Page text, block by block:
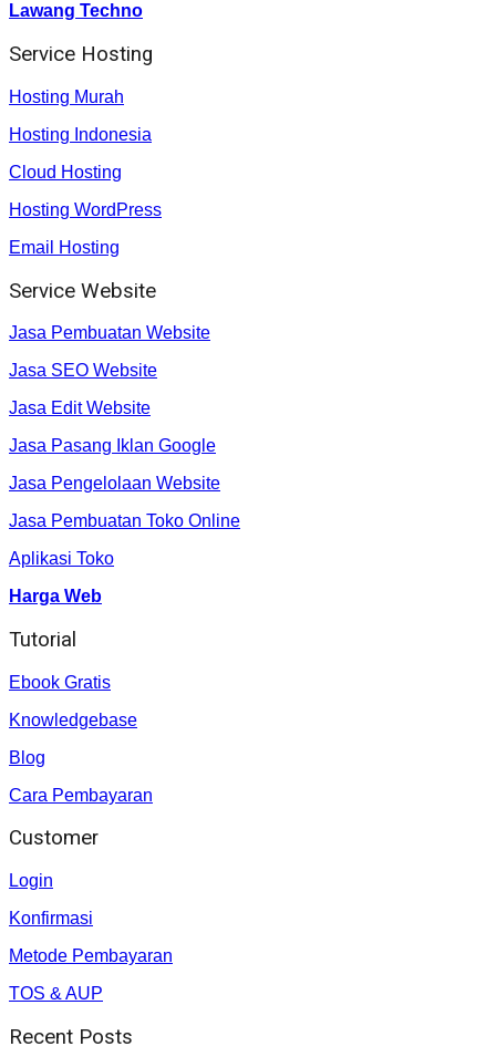
Lawang Techno
Service Hosting
Hosting Murah
Hosting Indonesia
Cloud Hosting
Hosting WordPress
Email Hosting
Service Website
Jasa Pembuatan Website
Jasa SEO Website
Jasa Edit Website
Jasa Pasang Iklan Google
Jasa Pengelolaan Website
Jasa Pembuatan Toko Online
Aplikasi Toko
Harga Web
Tutorial
Ebook Gratis
Knowledgebase
Blog
Cara Pembayaran
Customer
Login
Konfirmasi
Metode Pembayaran
TOS & AUP
Recent Posts